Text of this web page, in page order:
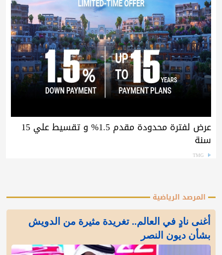
عرض لفترة محدودة مقدم 1.5% و تقسيط علي 15
سنة
TMG
المرصد الرياضية
أغنى نادٍ في العالم.. تغريدة مثيرة من الدويش
بشأن ديون النصر